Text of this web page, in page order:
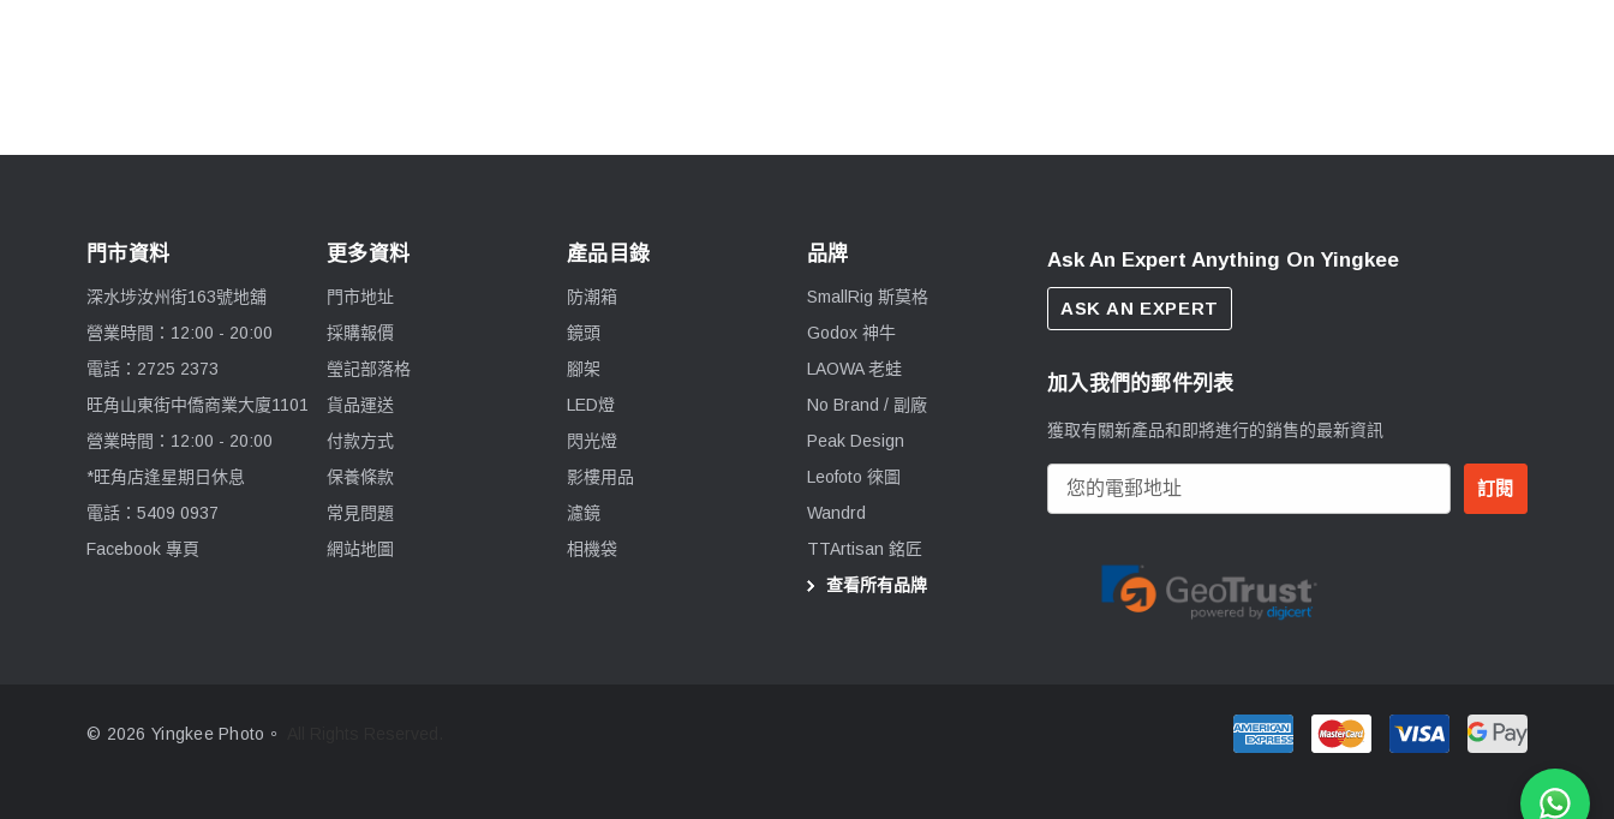
門市資料
深水埗汝州街163號地舖
營業時間：12:00 - 20:00
電話：2725 2373
旺角山東街中僑商業大廈1101
營業時間：12:00 - 20:00
*旺角店逢星期日休息
電話：5409 0937
Facebook 專頁
更多資料
門市地址
採購報價
瑩記部落格
貨品運送
付款方式
保養條款
常見問題
網站地圖
產品目錄
防潮箱
鏡頭
腳架
LED燈
閃光燈
影樓用品
濾鏡
相機袋
品牌
SmallRig 斯莫格
Godox 神牛
LAOWA 老蛙
No Brand / 副廠
Peak Design
Leofoto 徠圖
Wandrd
TTArtisan 銘匠
查看所有品牌
Ask An Expert Anything On Yingkee
ASK AN EXPERT
加入我們的郵件列表
獲取有關新產品和即將進行的銷售的最新資訊
郵
© 2026 Yingkee Photo。